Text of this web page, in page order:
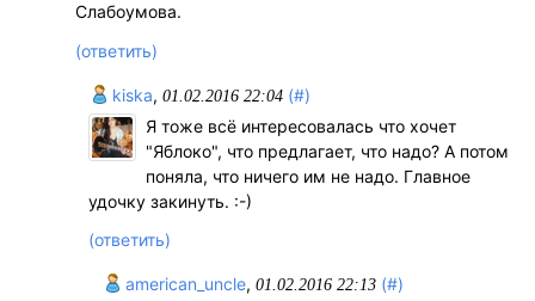
Слабоумова.
(ответить)
kiska,01.02.2016 22:04 (#)
Я тоже всё интересовалась что хочет
"Яблоко", что предлагает, что надо? А потом
поняла, что ничего им не надо. Главное
удочку закинуть. :-)
(ответить)
american_uncle, 01.02.2016 22:13 (#)